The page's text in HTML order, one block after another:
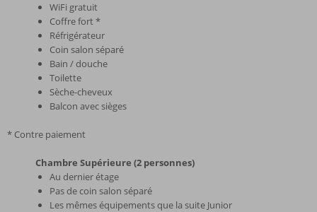
WiFi gratuit
Coffre fort *
Réfrigérateur
Coin salon séparé
Bain / douche
Toilette
Sèche-cheveux
Balcon avec sièges
* Contre paiement
Chambre Supérieure (2 personnes)
Au dernier étage
Pas de coin salon séparé
Les mêmes équipements que la suite Junior